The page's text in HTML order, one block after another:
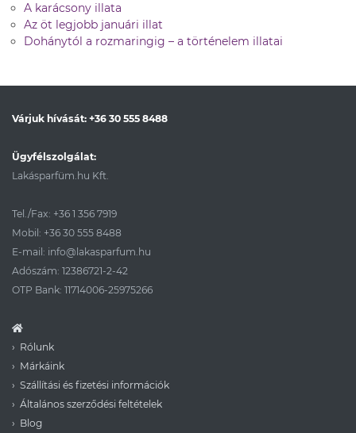
A karácsony illata
Az öt legjobb januári illat
Dohánytól a rozmaringig – a történelem illatai
Várjuk hívását: +36 30 555 8488
Ügyfélszolgálat:
Lakásparfüm.hu Kft.
Tel./Fax: +36 1 356 7919
Mobil: +36 30 555 8488
E-mail: info@lakasparfum.hu
Adószám: 12386721-2-42
OTP Bank: 11714006-25975266
Rólunk
Márkáink
Szállítási és fizetési információk
Általános szerződési feltételek
Blog